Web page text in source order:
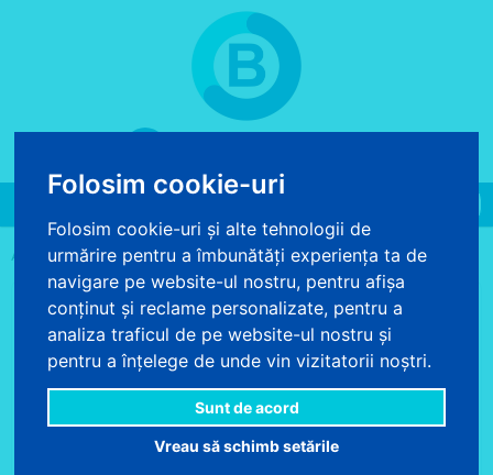
Folosim cookie-uri
Folosim cookie-uri și alte tehnologii de
urmărire pentru a îmbunătăți experiența ta de
navigare pe website-ul nostru, pentru afișa
conținut și reclame personalizate, pentru a
analiza traficul de pe website-ul nostru și
pentru a înțelege de unde vin vizitatorii noștri.
Sunt de acord
Vreau să schimb setările
navigation
ACASA > TAPET > TAPET BETON > TAPET BETON VINTAGE BLEU